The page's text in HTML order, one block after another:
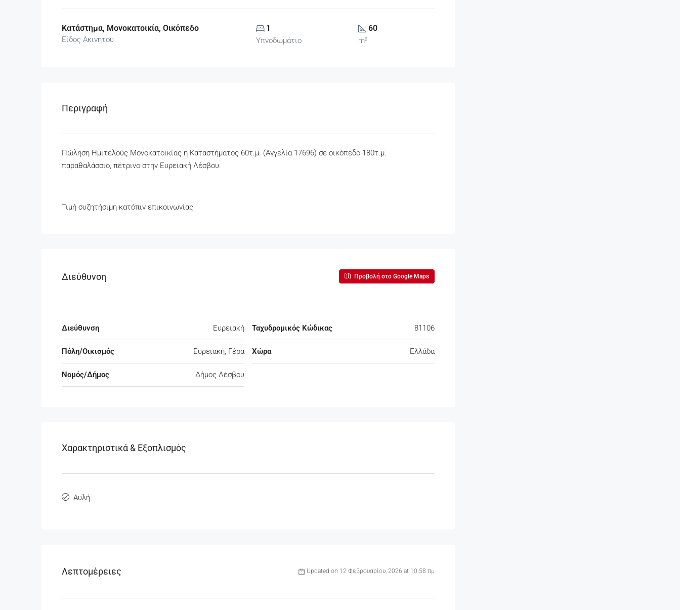
Κατάστημα, Μονοκατοικία, Οικόπεδο
Είδος Ακινήτου
1
Υπνοδωμάτιο
60
m²
Περιγραφή
Πώληση Ημιτελούς Μονοκατοικίας ή Καταστήματος 60τ.μ. (Αγγελία 17696) σε οικόπεδο 180τ.μ.
παραθαλάσσιο, πέτρινο στην Ευρειακή Λέσβου.
Τιμή συζητήσιμη κατόπιν επικοινωνίας
Διεύθυνση Προβολή στο Google Maps
Διεύθυνση Ευρειακή
Πόλη/Οικισμός Ευρειακή, Γέρα
Νομός/Δήμος Δήμος Λέσβου
Ταχυδρομικός Κώδικας 81106
Χώρα Ελλάδα
Χαρακτηριστικά & Εξοπλισμός
Αυλή
Λεπτομέρειες Updated on 12 Φεβρουαρίου, 2026 at 10:58 πμ